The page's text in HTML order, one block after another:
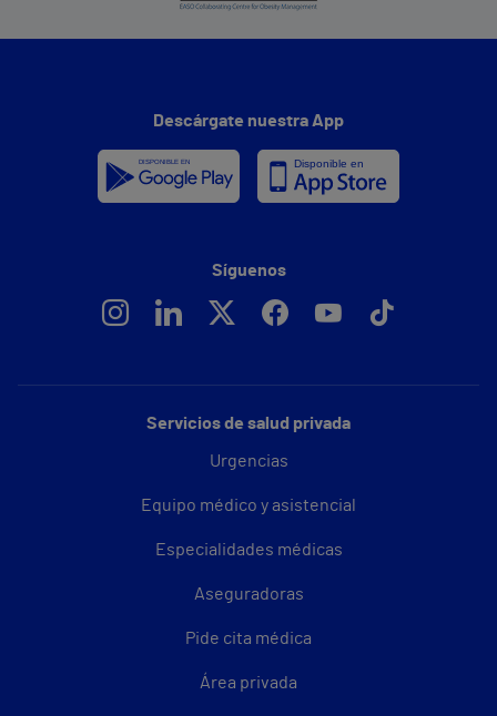
Servicios de salud privada
Urgencias
Equipo médico y asistencial
Especialidades médicas
Aseguradoras
Pide cita médica
Área privada
Descárgate nuestra App
Síguenos